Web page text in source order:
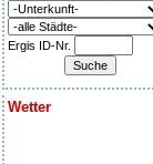
Ergis ID-Nr.
Wetter